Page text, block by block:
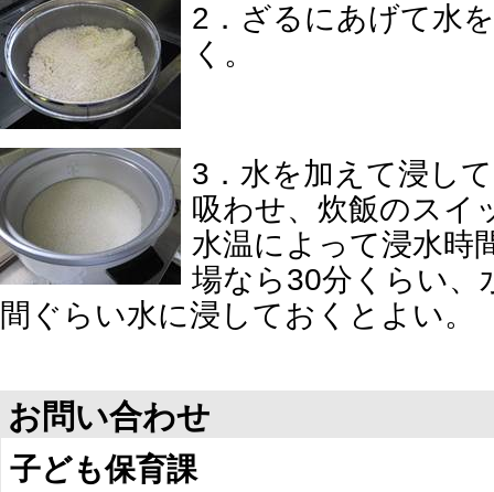
2．ざるにあげて水
く。
3．水を加えて浸し
吸わせ、炊飯のスイ
水温によって浸水時
場なら30分くらい、
間ぐらい水に浸しておくとよい。
お問い合わせ
子ども保育課